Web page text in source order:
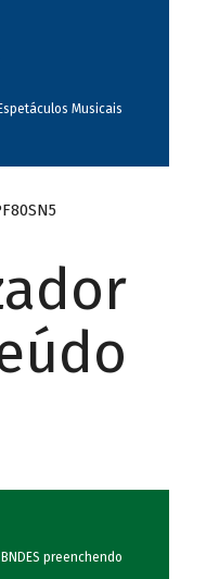
Musicais
preenchendo